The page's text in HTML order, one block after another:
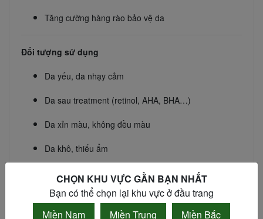
Tăng cường hàng rào bảo vệ da
Đối tượng sử dụng
Da yếu, da nhạy cảm
Da sau treatment (retinol, AHA, BHA…)
Da xỉn màu, không đều màu
Da khô, thiếu ẩm
Da bắt đầu lão hóa
Hướng dẫn sử dụng
CHỌN KHU VỰC GẦN BẠN NHẤT
Bạn có thể chọn lại khu vực ở đầu trang
Miền Nam
Miền Trung Miền Bắc